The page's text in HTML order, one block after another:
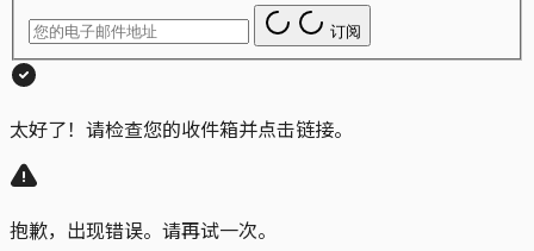
订阅
太好了！请检查您的收件箱并点击链接。
抱歉，出现错误。请再试一次。